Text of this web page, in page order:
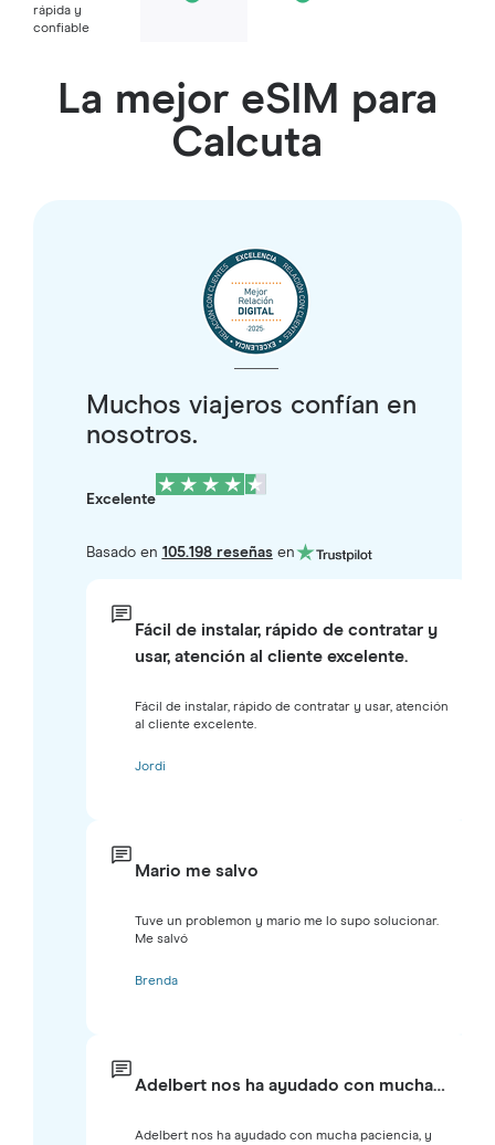
rápida y
confiable
La mejor eSIM para
Calcuta
Muchos viajeros confían en
nosotros.
Excelente
Basado en 105.198 reseñasen
Fácil de instalar, rápido de contratar y
usar, atención al cliente excelente.
Fácil de instalar, rápido de contratar y usar, atención
al cliente excelente.
Jordi
Mario me salvo
Tuve un problemon y mario me lo supo solucionar.
Me salvó
Brenda
Adelbert nos ha ayudado con mucha…
Adelbert nos ha ayudado con mucha paciencia, y